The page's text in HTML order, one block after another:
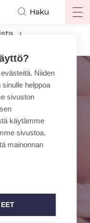
Haku
– EI KÄY
lisää
Niiden
helppoa
sivuston
käytämme
sivustoa.
mainonnan